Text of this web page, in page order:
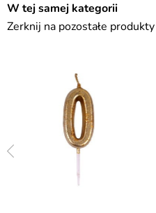
W tej samej kategorii
Zerknij na pozostałe